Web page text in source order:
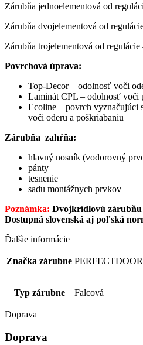
Zárubňa jednoelementová od
Zárubňa dvojelementová od
Zárubňa trojelementová od
Povrchová úprava:
Top-Decor – odolnosť voči
Laminát CPL – odolnosť voči
Ecoline – povrch vyznačujúci
voči oderu a poškriabaniu
Zárubňa zahŕňa:
hlavný nosník (vodorovný
pánty
tesnenie
sadu montážnych prvkov
Poznámka: Dvojkrídlovú zárubňu
Dostupná slovenská aj poľská
Ďalšie informácie
Značka zárubne PERFECTDOOR
Typ zárubne Falcová
Doprava
Doprava